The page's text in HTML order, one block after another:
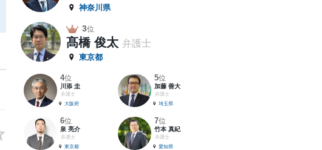
神奈川県
3位
髙橋 俊太 弁護士
東京都
4位
川添 圭
弁護士
大阪府
5位
加藤 善大
弁護士
埼玉県
6位
泉 亮介
弁護士
東京都
7位
竹本 真紀
弁護士
愛知県